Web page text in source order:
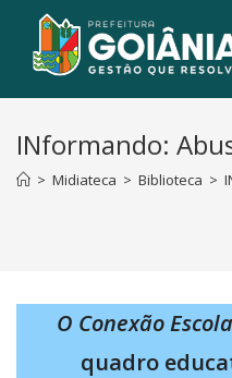
INformando:
> Midiateca > Biblioteca >
O Conexão
quadro